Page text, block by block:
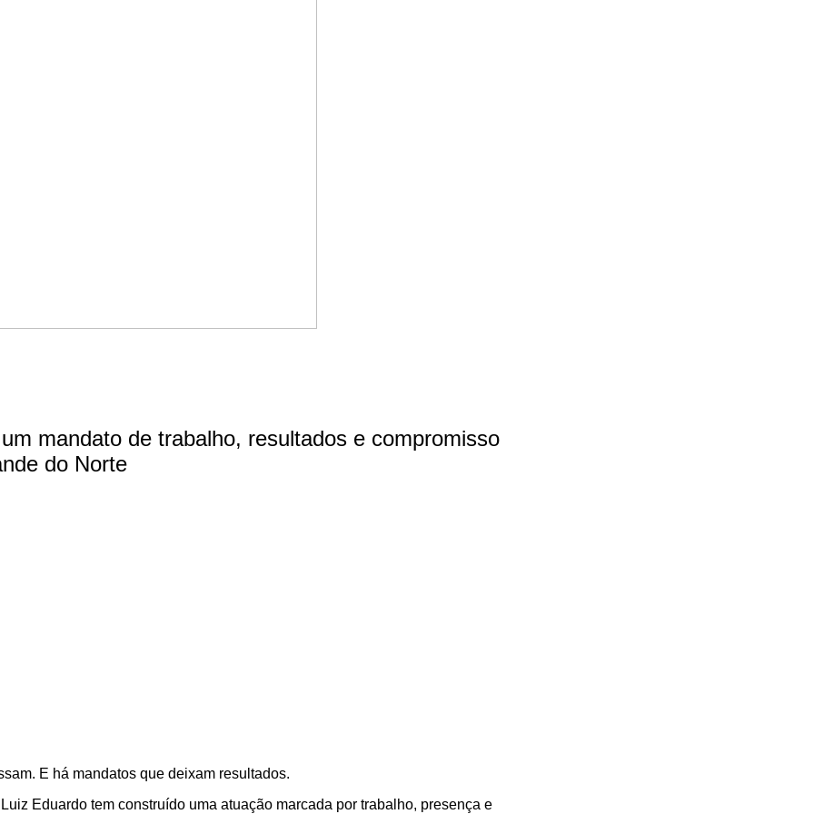
mandato de trabalho, resultados e compromisso
do Norte
E há mandatos que deixam resultados.
Eduardo tem construído uma atuação marcada por trabalho, presença e